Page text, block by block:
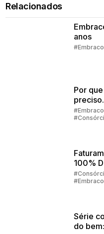
Relacionados
anos
Por
preciso
alguns
100%
Como
Tudo
Série
do